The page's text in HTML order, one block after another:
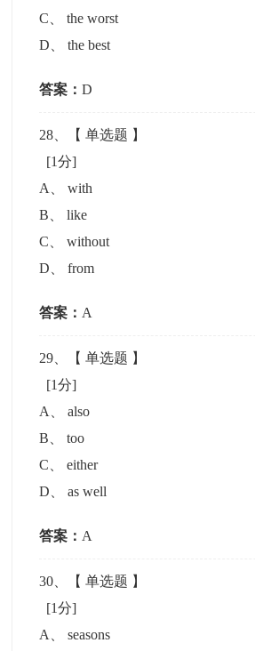
C 、the worst
D 、the best
答案：D
28 、【单选题 】
[1分]
A
、with
B 、like
C 、without
D 、from
答案： A
29 、【单选题 】
[1分]
A
、also
B 、too
C 、either
D 、as well
答案： A
30 、【单选题 】
[1分]
A
、seasons